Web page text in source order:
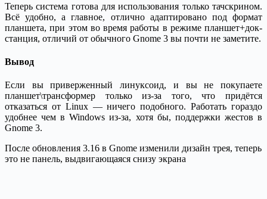
Теперь система готова для использования только тачскрином.
Всё удобно, а главное, отлично адаптировано под формат
планшета, при этом во время работы в режиме планшет+док-
станция, отличий от обычного Gnome 3 вы почти не заметите.
Вывод
Если вы приверженный линуксоид, и вы не покупаете
планшет\трансформер только из-за того, что придётся
отказаться от Linux — ничего подобного. Работать гораздо
удобнее чем в Windows из-за, хотя бы, поддержки жестов в
Gnome 3.
После обновления 3.16 в Gnome изменили дизайн трея, теперь
это не панель, выдвигающаяся снизу экрана